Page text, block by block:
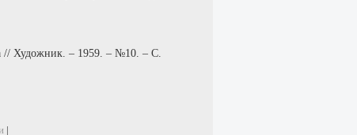
// Художник. – 1959. – №10. – С.
|